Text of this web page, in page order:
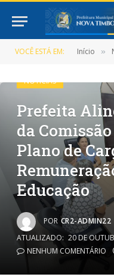
VOCÊ ESTÁ EM: Início »
NOTÍCIAS
Prefeita
da
Plano de
Educação
POR CR2-ADMIN22
ATUALIZADO: 20 DE
NENHUM COMENTÁRIO